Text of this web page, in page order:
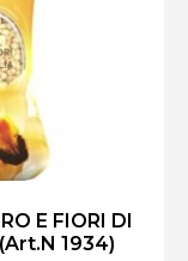
E FIORI DI
1934)